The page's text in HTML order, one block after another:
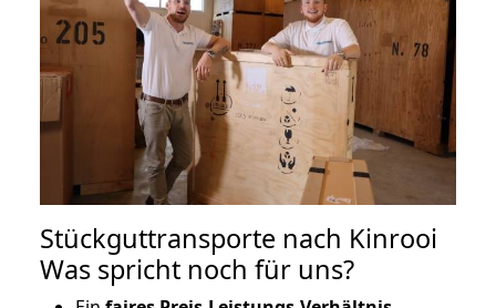
Stückguttransporte nach Kinrooi
Was spricht noch für uns?